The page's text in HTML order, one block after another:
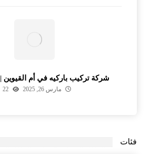
شركة تركيب باركيه في أم القيوين |0547149297
مارس 26, 2025 22
فئات